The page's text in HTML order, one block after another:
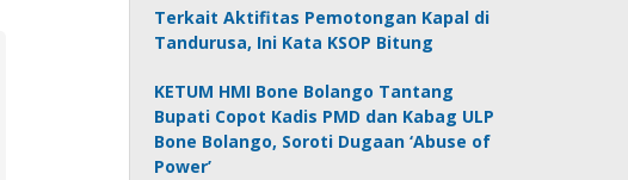
Terkait Aktifitas Pemotongan Kapal di
Tandurusa, Ini Kata KSOP Bitung
KETUM HMI Bone Bolango Tantang
Bupati Copot Kadis PMD dan Kabag ULP
Bone Bolango, Soroti Dugaan ‘Abuse of
Power’